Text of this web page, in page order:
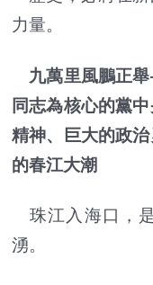
力量。
九萬里風鵬正
同志為核心的黨
精神、巨大的政
的春江大潮
珠江入海口，
湧。